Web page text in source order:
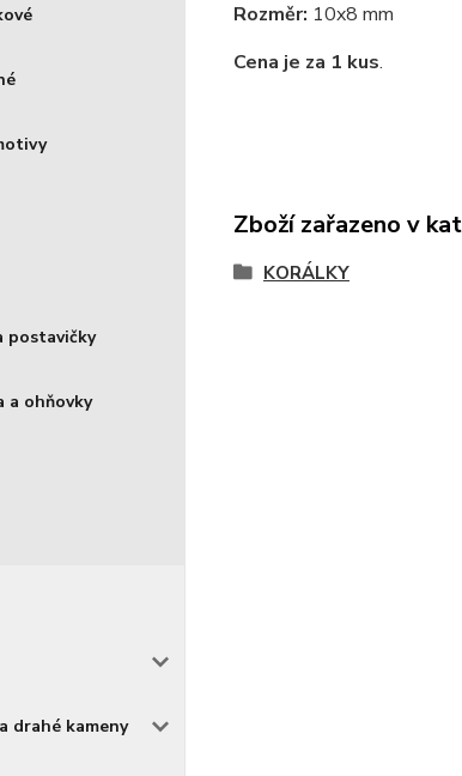
postavičky
a ohňovky
drahé kameny
Rozměr: 10x8 mm
Cena je za 1 kus.
Zboží zařazeno v
KORÁLKY